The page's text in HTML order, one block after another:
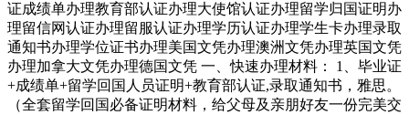
证成绩单办理教育部认证办理大使馆认证办理留学归国证明办
理留信网认证办理留服认证办理学历认证办理学生卡办理录取
通知书办理学位证书办理美国文凭办理澳洲文凭办理英国文凭
办理加拿大文凭办理德国文凭 一、快速办理材料： 1、毕业证
+成绩单+留学回国人员证明+教育部认证,录取通知书，雅思。
（全套留学回国必备证明材料，给父母及亲朋好友一份完美交